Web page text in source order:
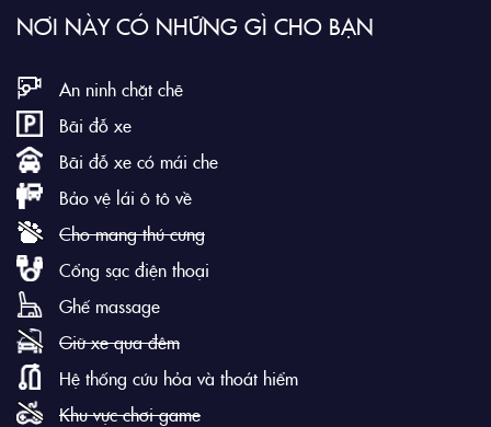
NƠI NÀY CÓ NHỮNG GÌ CHO BẠN
An ninh chặt chẽ
Bãi đỗ xe
Bãi đỗ xe có mái che
Bảo vệ lái ô tô về
Cho mang thú cưng
Cổng sạc điện thoại
Ghế massage
Giữ xe qua đêm
Hệ thống cứu hỏa và thoát hiểm
Khu vực chơi game